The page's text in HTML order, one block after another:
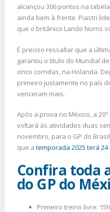
alcançou 306 pontos na
ainda bem à frente. Piastri
que o britânico Lando Norris
É preciso ressaltar que a
garantiu o título do Mundial
cinco corridas, na Holanda.
primeiro justamente no país
venceram mais.
Após a prova no México, a
voltará às atividades duas
novembro, para o GP do
que a temporada 2025 terá
Confira toda
do GP do
Primeiro treino livre: